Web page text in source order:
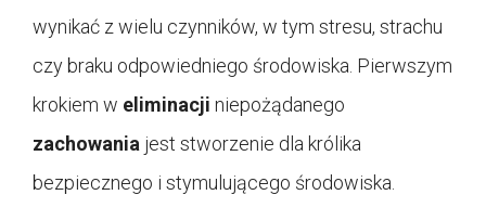
wynikać z wielu czynników, w tym stresu, strachu
czy braku odpowiedniego środowiska. Pierwszym
krokiem w eliminacji niepożądanego
zachowania jest stworzenie dla królika
bezpiecznego i stymulującego środowiska.